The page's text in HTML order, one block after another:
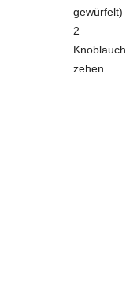
gewürfelt)
2
Knoblauch
zehen